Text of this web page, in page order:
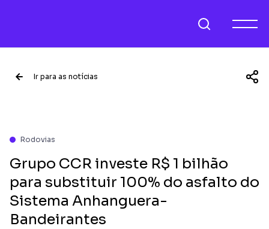
Ir para as notícias
Rodovias
Grupo CCR investe R$ 1 bilhão
para substituir 100% do asfalto do
Sistema Anhanguera-
Bandeirantes